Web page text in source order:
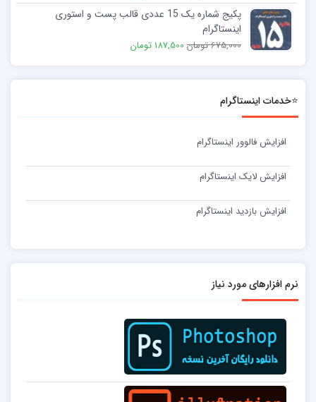
پکیج شماره یک 15 عددی قالب پست و استوری
اینستاگرام
675,000 تومان 187,500 تومان
⭐خدمات اینستاگرام
افزایش فالوور اینستاگرام
افزایش لایک اینستاگرام
افزایش بازدید اینستاگرام
نرم افزارهای مورد نیاز